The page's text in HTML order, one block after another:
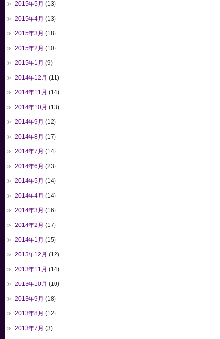
2015年5月 (13)
2015年4月 (13)
2015年3月 (18)
2015年2月 (10)
2015年1月 (9)
2014年12月 (11)
2014年11月 (14)
2014年10月 (13)
2014年9月 (12)
2014年8月 (17)
2014年7月 (14)
2014年6月 (23)
2014年5月 (14)
2014年4月 (14)
2014年3月 (16)
2014年2月 (17)
2014年1月 (15)
2013年12月 (12)
2013年11月 (14)
2013年10月 (10)
2013年9月 (18)
2013年8月 (12)
2013年7月 (3)